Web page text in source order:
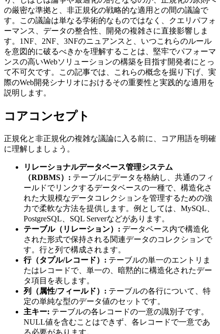
の厳密な準拠と、非正規化の戦略的な適用との間の議論で
す。この議論は単なる学術的なものではなく、クエリパフォ
ーマンス、データの整合性、開発の複雑さに直接影響しま
す。1NF、2NF、3NFのニュアンスと、いつこれらのルール
を意図的に破るべきかを理解することは、堅牢でパフォーマ
ンスの高いWebソリューションの構築を目指す開発者にとっ
て不可欠です。この記事では、これらの概念を掘り下げ、実
際のWeb開発シナリオにおけるその重要性と実践的な適用を
説明します。
コアコンセプト
正規化と非正規化の複雑な議論に入る前に、コア用語を明確
に理解しましょう。
リレーショナルデータベース管理システム
（RDBMS）: テーブルにデータを格納し、共通のフィ
ールドでリンクするデータベースの一種で、構造化さ
れた大規模なデータコレクションを管理するための強
力で柔軟な方法を提供します。例としては、MySQL、
PostgreSQL、SQL Serverなどがあります。
テーブル（リレーション）: データベース内で構造化
された形式で保持される関連データのコレクションで
す。行と列で構成されます。
行（タプル/レコード）: テーブルの単一のエントリま
たはレコードで、単一の、暗黙的に構造化されたデー
タ項目を表します。
列（属性/フィールド）: テーブルの各行について、特
定の単純な型のデータ値のセットです。
主キー: テーブルの各レコードの一意の識別子です。
NULL値を含むことはできず、各レコードで一意であ
る必要があります。